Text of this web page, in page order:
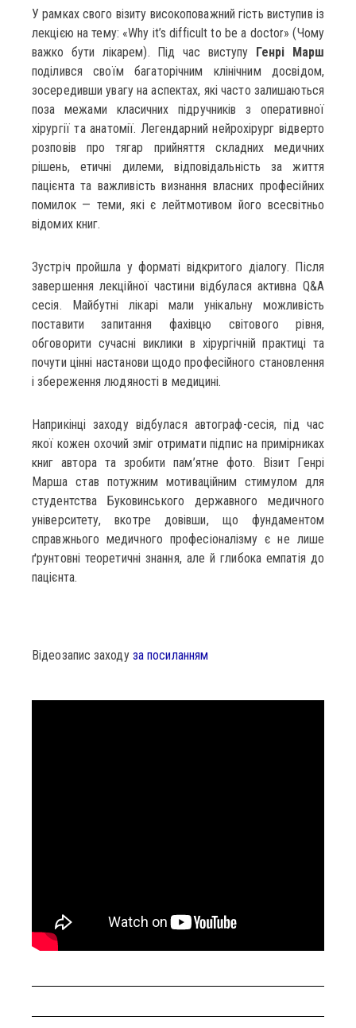
У рамках свого візиту високоповажний гість виступив із
лекцією на тему: «Why it’s difficult to be a doctor» (Чому
важко бути лікарем). Під час виступу Генрі Марш
поділився своїм багаторічним клінічним досвідом,
зосередивши увагу на аспектах, які часто залишаються
поза межами класичних підручників з оперативної
хірургії та анатомії. Легендарний нейрохірург відверто
розповів про тягар прийняття складних медичних
рішень, етичні дилеми, відповідальність за життя
пацієнта та важливість визнання власних професійних
помилок — теми, які є лейтмотивом його всесвітньо
відомих книг.
Зустріч пройшла у форматі відкритого діалогу. Після
завершення лекційної частини відбулася активна Q&A
сесія. Майбутні лікарі мали унікальну можливість
поставити запитання фахівцю світового рівня,
обговорити сучасні виклики в хірургічній практиці та
почути цінні настанови щодо професійного становлення
і збереження людяності в медицині.
Наприкінці заходу відбулася автограф-сесія, під час
якої кожен охочий зміг отримати підпис на примірниках
книг автора та зробити пам’ятне фото. Візит Генрі
Марша став потужним мотиваційним стимулом для
студентства Буковинського державного медичного
університету, вкотре довівши, що фундаментом
справжнього медичного професіоналізму є не лише
ґрунтовні теоретичні знання, але й глибока емпатія до
пацієнта.
Відеозапис заходу за посиланням